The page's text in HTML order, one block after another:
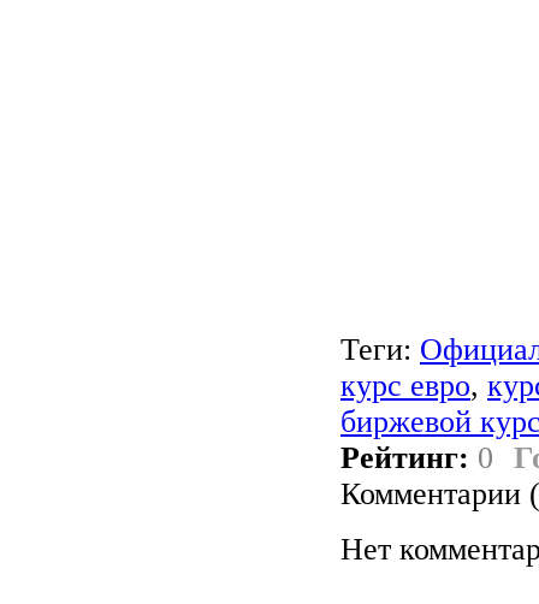
Теги:
курс евро,
биржевой
Рейтинг: 0
Комментарии
Нет